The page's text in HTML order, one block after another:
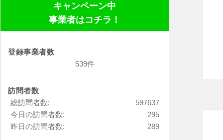
キャンペーン中
事業者はコチラ！
登録事業者数
539件
訪問者数
597637
総訪問者数:
295
今日の訪問者数:
289
昨日の訪問者数: